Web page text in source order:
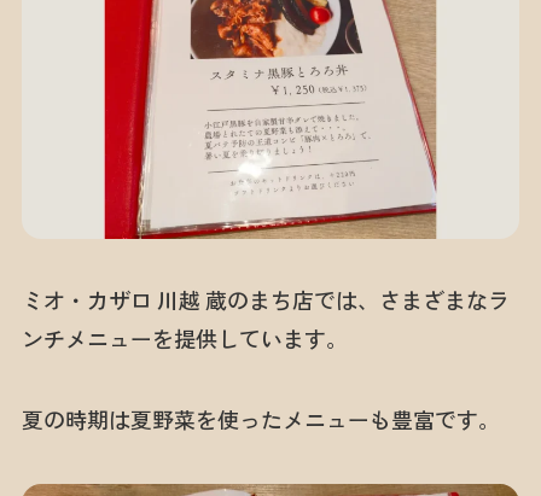
ミオ・カザロ 川越 蔵のまち店では、さまざまなラ
ンチメニューを提供しています。
夏の時期は夏野菜を使ったメニューも豊富です。